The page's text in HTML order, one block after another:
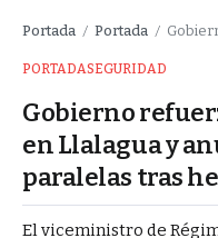
Portada / Portada / Gobierno
PORTADASEGURIDAD
Gobierno
en Llalagua y
paralelas tras
El viceministro de